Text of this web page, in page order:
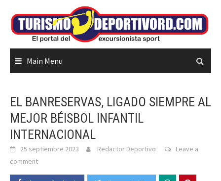
content
Main Menu
EL BANRESERVAS, LIGADO SIEMPRE AL
MEJOR BÉISBOL INFANTIL
INTERNACIONAL
25 septiembre 2023 Redactor Deportivo
Leave a
comment